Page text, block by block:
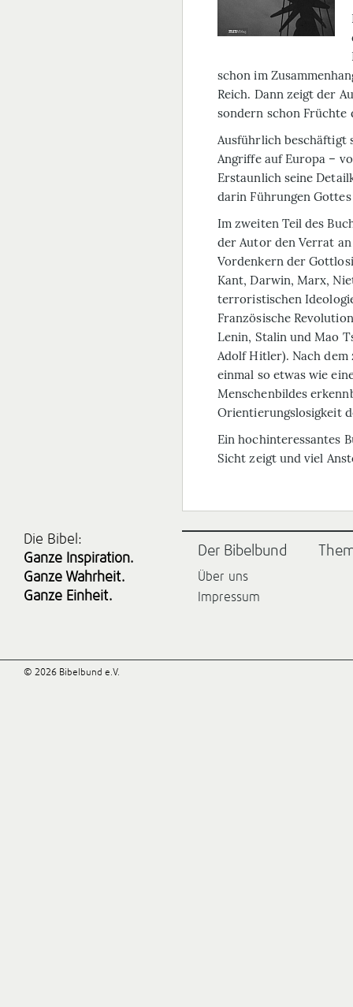
schon im
Reich. Dann zeigt der
sondern schon Früchte
Ausführlich beschäftigt
Angriffe auf Europa –
Erstaunlich seine
darin Führungen
Im zweiten Teil des
der Autor den Verrat
Vordenkern der
Kant, Darwin, Marx,
terroristischen
Französische
Lenin, Stalin und Mao
Adolf Hitler). Nach
einmal so etwas wie
Menschenbildes
Orientierungslosigkeit
Ein hochinteressantes
Sicht zeigt und viel
Die Bibel:
Ganze Inspiration.
Ganze Wahrheit.
Ganze Einheit.
Der Bibelbund
Über uns
Impressum
© 2026 Bibelbund e.V.